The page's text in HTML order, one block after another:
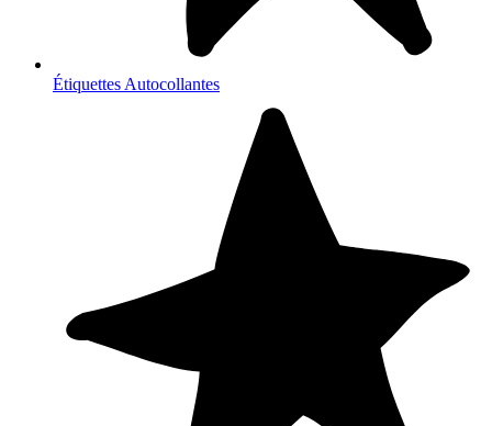
Étiquettes Autocollantes